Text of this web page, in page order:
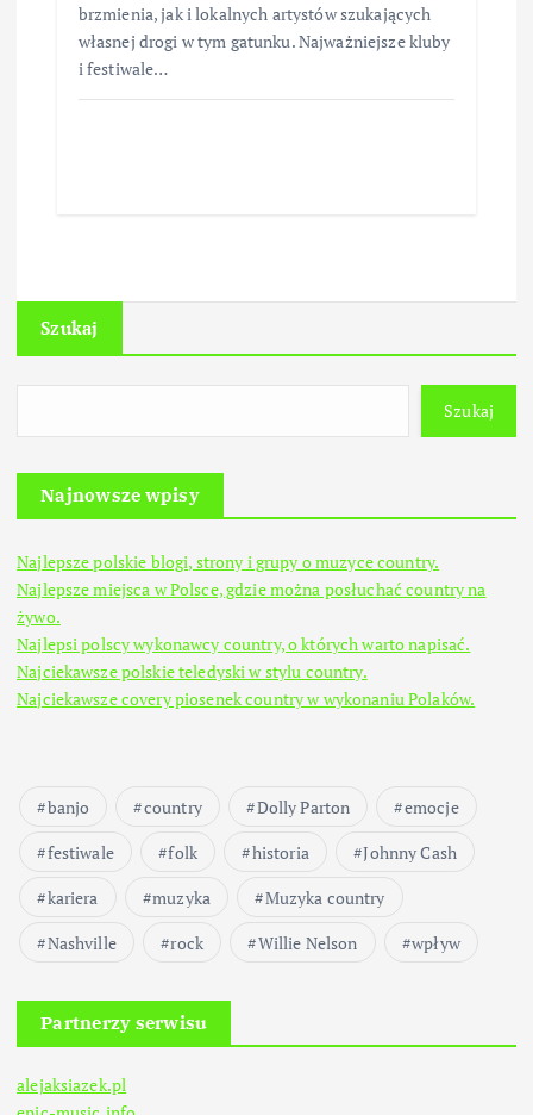
brzmienia, jak i lokalnych artystów szukających
własnej drogi w tym gatunku. Najważniejsze kluby
i festiwale…
Szukaj
Szukaj
Najnowsze wpisy
Najlepsze polskie blogi, strony i grupy o muzyce country.
Najlepsze miejsca w Polsce, gdzie można posłuchać country na
żywo.
Najlepsi polscy wykonawcy country, o których warto napisać.
Najciekawsze polskie teledyski w stylu country.
Najciekawsze covery piosenek country w wykonaniu Polaków.
banjo country Dolly Parton
emocje
festiwale
folk historia
Johnny Cash
kariera
muzyka
Muzyka country
Nashville
rock Willie Nelson wpływ
Partnerzy serwisu
alejaksiazek.pl